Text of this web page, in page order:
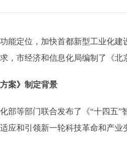
定位，加快首都新型工业化建
，市经济和信息化局编制了《北
》制定背景
等部门联合发布了《“十四五”
应和引领新一轮科技革命和产